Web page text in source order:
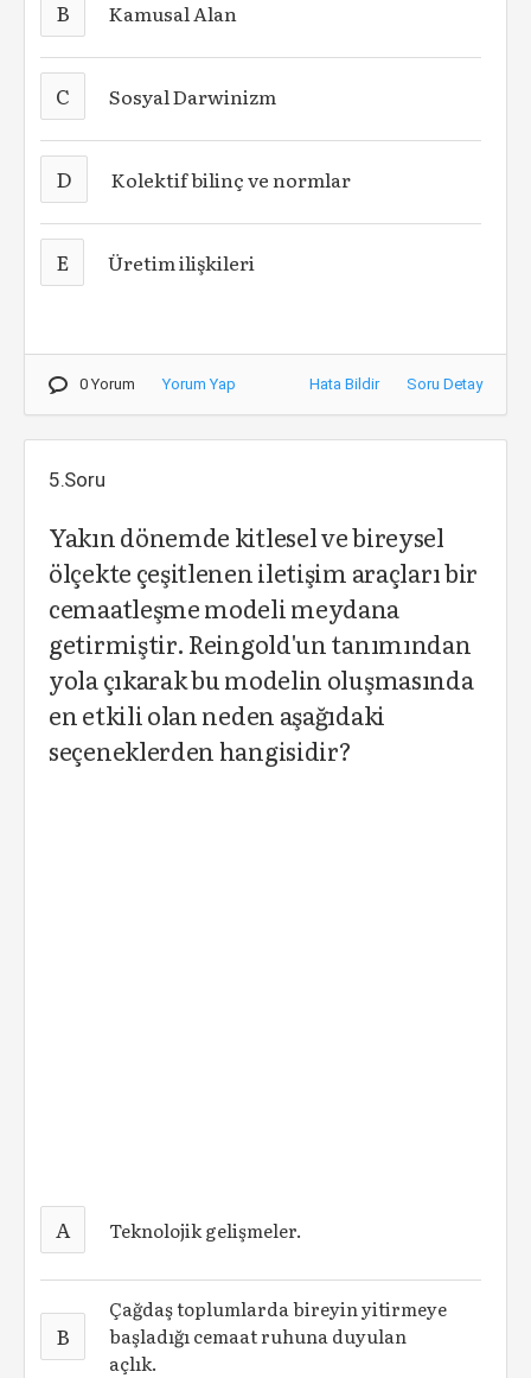
B Kamusal Alan
C Sosyal Darwinizm
D Kolektif bilinç ve normlar
E Üretim ilişkileri
0 Yorum Yorum Yap Hata Bildir Soru Detay
5.Soru
Yakın dönemde kitlesel ve bireysel
ölçekte çeşitlenen iletişim araçları bir
cemaatleşme modeli meydana
getirmiştir. Reingold'un tanımından
yola çıkarak bu modelin oluşmasında
en etkili olan neden aşağıdaki
seçeneklerden hangisidir?
A Teknolojik gelişmeler.
B
Çağdaş toplumlarda bireyin yitirmeye
başladığı cemaat ruhuna duyulan
açlık.